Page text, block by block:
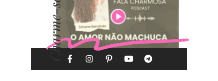
Charme-se